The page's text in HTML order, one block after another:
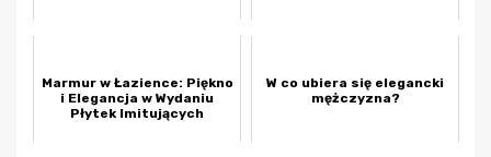
Marmur w Łazience: Piękno
i Elegancja w Wydaniu
Płytek Imitujących
W co ubiera się elegancki
mężczyzna?